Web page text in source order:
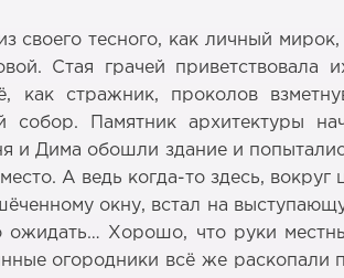
своего тесного, как личный
Стая грачей приветствовала
как стражник, проколов
собор. Памятник архитектуры
и Дима обошли здание и
А ведь когда-то здесь,
окну, встал на
ожидать… Хорошо, что руки
огородники всё же раскопали